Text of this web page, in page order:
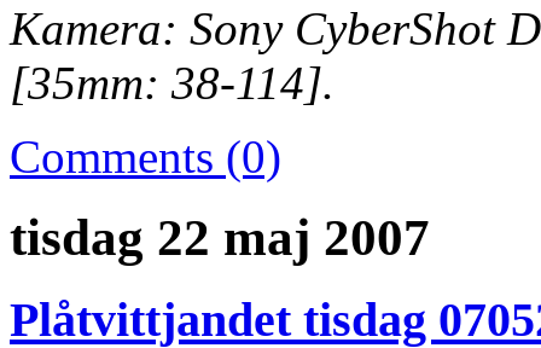
Kamera: Sony CyberShot
[35mm: 38-114].
Comments (0)
tisdag 22 maj 2007
Plåtvittjandet tisdag